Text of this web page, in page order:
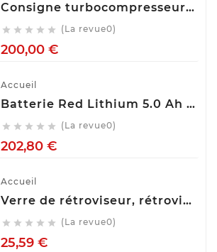
Consigne turbocompresseur echange standart
     (La revue0)
200,00 €Prix
Accueil
Batterie Red Lithium 5.0 Ah M18™ M18 B5 Milwaukee 4932430483
     (La revue0)
202,80 €Prix
Accueil
Verre de rétroviseur, rétroviseur extérieur glace SPILU 10592
     (La revue0)
25,59 €Prix